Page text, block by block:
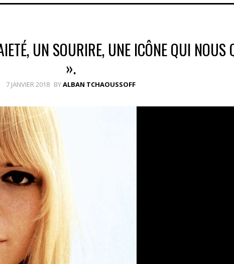
UN SOURIRE, UNE ICÔNE QUI NOUS
».
7 JANVIER 2018 BYALBAN TCHAOUSSOFF